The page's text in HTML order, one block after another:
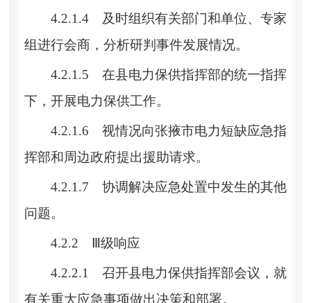
4.2.1.4 及时组织有关部门和单位、专家
组进行会商，分析研判事件发展情况。
4.2.1.5 在县电力保供指挥部的统一指挥
下，开展电力保供工作。
4.2.1.6 视情况向张掖市电力短缺应急指
挥部和周边政府提出援助请求。
4.2.1.7 协调解决应急处置中发生的其他
问题。
4.2.2 Ⅲ级响应
4.2.2.1 召开县电力保供指挥部会议，就
有关重大应急事项做出决策和部署。